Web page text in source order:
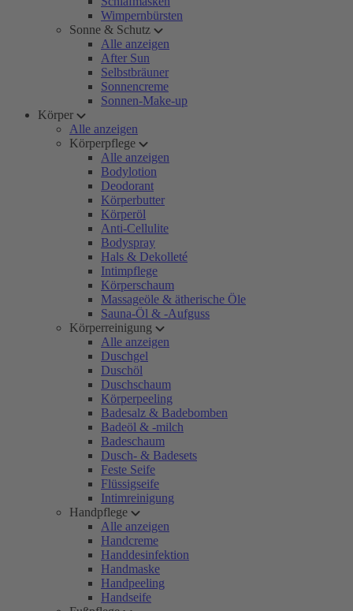
Wimpernbürsten
Sonne & Schutz
Alle anzeigen
After Sun
Selbstbräuner
Sonnencreme
Sonnen-Make-up
Körper
Alle anzeigen
Körperpflege
Alle anzeigen
Bodylotion
Deodorant
Körperbutter
Körperöl
Anti-Cellulite
Bodyspray
Hals & Dekolleté
Intimpflege
Körperschaum
Massageöle & ätherische Öle
Sauna-Öl & -Aufguss
Körperreinigung
Alle anzeigen
Duschgel
Duschöl
Duschschaum
Körperpeeling
Badesalz & Badebomben
Badeöl & -milch
Badeschaum
Dusch- & Badesets
Feste Seife
Flüssigseife
Intimreinigung
Handpflege
Alle anzeigen
Handcreme
Handdesinfektion
Handmaske
Handpeeling
Handseife